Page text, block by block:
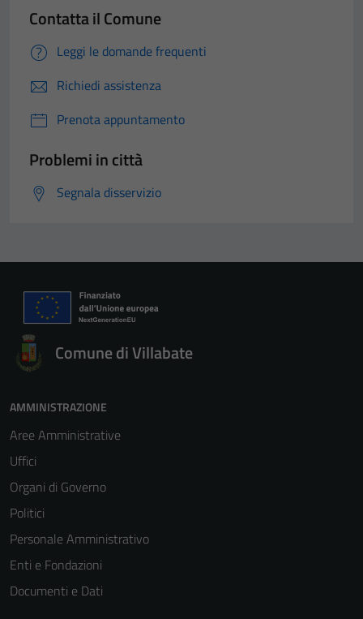
Contatta il Comune
Leggi le domande frequenti
Richiedi assistenza
Prenota appuntamento
Problemi in città
Segnala disservizio
Comune di Villabate
AMMINISTRAZIONE
Aree Amministrative
Uffici
Organi di Governo
Politici
Personale Amministrativo
Enti e Fondazioni
Documenti e Dati